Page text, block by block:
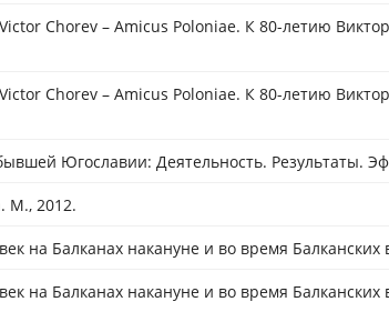
Chorev – Amicus Poloniae. К 80-летию
Chorev – Amicus Poloniae. К 80-летию
Югославии: Деятельность. Результаты.
М., 2012.
на Балканах накануне и во время Балканских
на Балканах накануне и во время Балканских